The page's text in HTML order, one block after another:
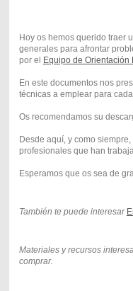
Hoy os hemos querido traer
generales para afrontar
por el Equipo de Orientación
En este documentos nos
técnicas a emplear para cada
Os recomendamos su
Desde aquí, y como
profesionales que han
Esperamos que os sea de
También te puede interesar
Materiales y recursos
comprar.